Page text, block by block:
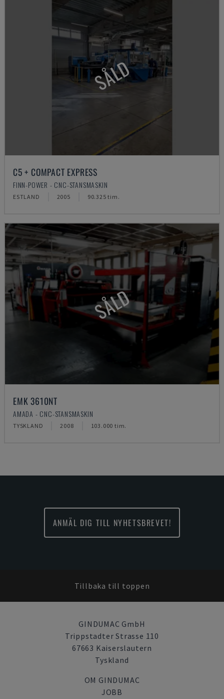
SÅLD
C5 + COMPACT EXPRESS
FINN-POWER - CNC-STANSMASKIN
ESTLAND 2005 90.325 tim.
SÅLD
EMK 3610NT
AMADA - CNC-STANSMASKIN
TYSKLAND 2008 103.000 tim.
ANMÄL DIG TILL NYHETSBREVET!
Tillbaka till toppen
GINDUMAC GmbH
Trippstadter Strasse 110
67663 Kaiserslautern
Tyskland
OM GINDUMAC
JOBB